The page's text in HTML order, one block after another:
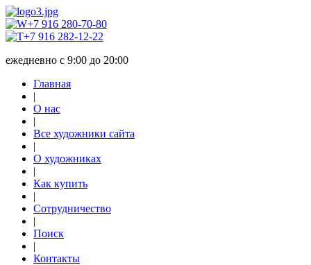
+7 916 280-70-80
+7 916 282-12-22
ежедневно с 9:00 до 20:00
Главная
|
О нас
|
Все художники сайта
|
О художниках
|
Как купить
|
Сотрудничество
|
Поиск
|
Контакты